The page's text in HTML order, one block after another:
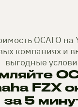
ОСАГО на
компаниях и
выгодные
FZX
за 5